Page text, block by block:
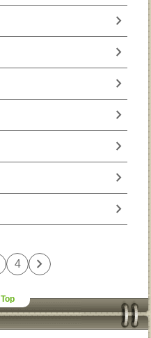
chevron_right
chevron_right
chevron_right
chevron_right
chevron_right
chevron_right
chevron_right
4 chevron_right